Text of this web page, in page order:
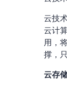
云技
云计
用，
撑，
云存